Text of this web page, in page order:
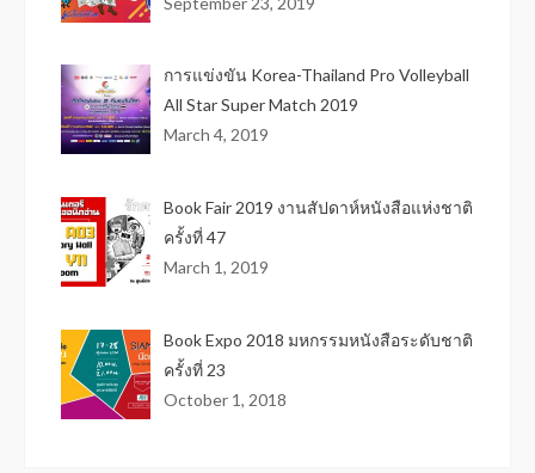
การแข่งขัน Korea-Thailand Pro Volleyball
All Star Super Match 2019
March 4, 2019
Book Fair 2019 งานสัปดาห์หนังสือแห่งชาติ
ครั้งที่ 47
March 1, 2019
Book Expo 2018 มหกรรมหนังสือระดับชาติ
ครั้งที่ 23
October 1, 2018